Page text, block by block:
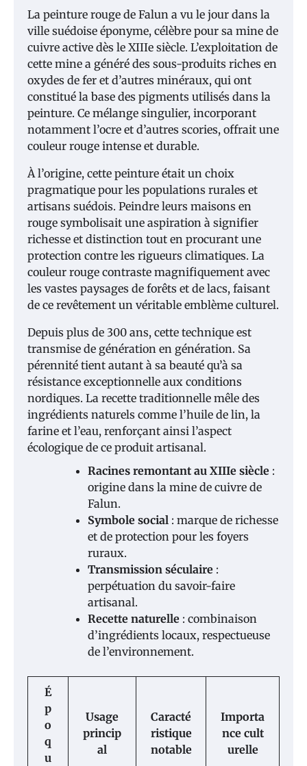
La peinture rouge de Falun a vu le jour dans la
ville suédoise éponyme, célèbre pour sa mine de
cuivre active dès le XIIIe siècle. L’exploitation de
cette mine a généré des sous-produits riches en
oxydes de fer et d’autres minéraux, qui ont
constitué la base des pigments utilisés dans la
peinture. Ce mélange singulier, incorporant
notamment l’ocre et d’autres scories, offrait une
couleur rouge intense et durable.
À l’origine, cette peinture était un choix
pragmatique pour les populations rurales et
artisans suédois. Peindre leurs maisons en
rouge symbolisait une aspiration à signifier
richesse et distinction tout en procurant une
protection contre les rigueurs climatiques. La
couleur rouge contraste magnifiquement avec
les vastes paysages de forêts et de lacs, faisant
de ce revêtement un véritable emblème culturel.
Depuis plus de 300 ans, cette technique est
transmise de génération en génération. Sa
pérennité tient autant à sa beauté qu’à sa
résistance exceptionnelle aux conditions
nordiques. La recette traditionnelle mêle des
ingrédients naturels comme l’huile de lin, la
farine et l’eau, renforçant ainsi l’aspect
écologique de ce produit artisanal.
Racines remontant au XIIIe siècle :
origine dans la mine de cuivre de
Falun.
Symbole social : marque de richesse
et de protection pour les foyers
ruraux.
Transmission séculaire :
perpétuation du savoir-faire
artisanal.
Recette naturelle : combinaison
d’ingrédients locaux, respectueuse
de l’environnement.
É
p
o
q
u
Usage
princip
al
Caracté
ristique
notable
Importa
nce cult
urelle